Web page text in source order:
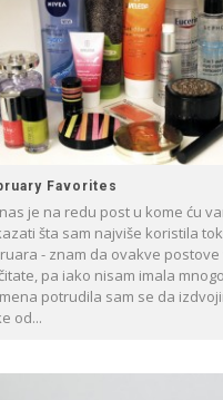
Favorites
je na redu post u kome ću
šta sam najviše koristila
- znam da ovakve postove
pa iako nisam imala mnogo
potrudila sam se da
od...